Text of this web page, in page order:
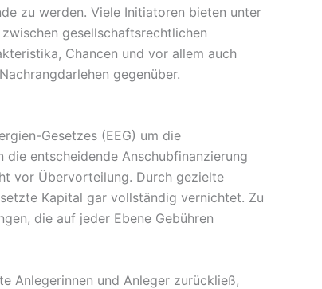
zu werden. Viele Initiatoren bieten unter
gesellschaftsrechtlichen
Chancen und vor allem auch
gegenüber.
Gesetzes (EEG) um die
entscheidende Anschubfinanzierung
vor Übervorteilung. Durch gezielte
Kapital gar vollständig vernichtet. Zu
die auf jeder Ebene Gebühren
Anlegerinnen und Anleger zurückließ,